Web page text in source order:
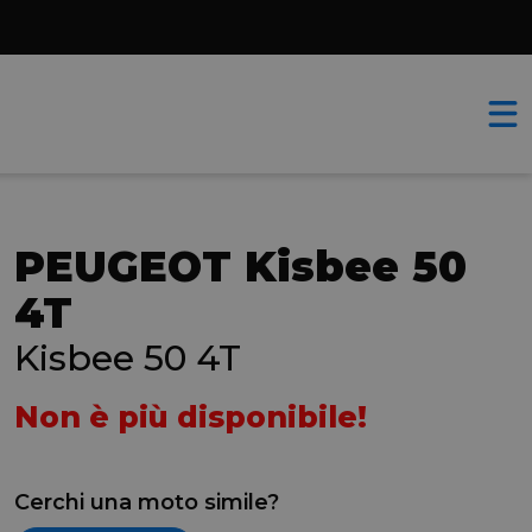
PEUGEOT Kisbee 50
4T
Kisbee 50 4T
Non è più disponibile!
Cerchi una moto simile?